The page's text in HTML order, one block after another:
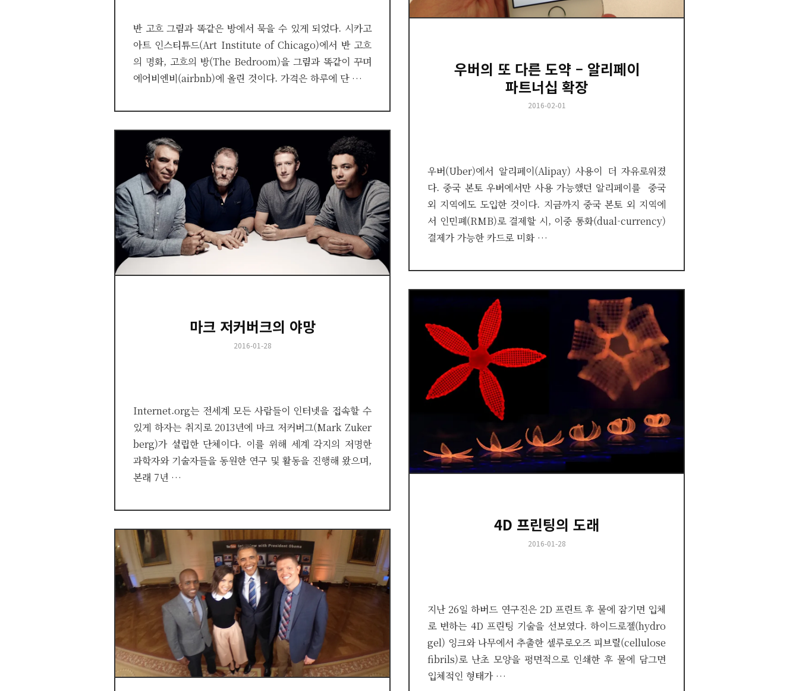
반 고흐 그림과 똑같은 방에서 묵을 수 있게 되었다. 시카고
아트 인스티튜드(Art Institute of Chicago)에서 반 고흐
의 명화, 고흐의 방(The Bedroom)을 그림과 똑같이 꾸며
에어비엔비(airbnb)에 올린 것이다. 가격은 하루에 단 …
우버의 또 다른 도약 – 알리페이
파트너십 확장
Posted
2016-02-01
우버(Uber)에서 알리페이(Alipay) 사용이 더 자유로워졌
다. 중국 본토 우버에서만 사용 가능했던 알리페이를 중국
외 지역에도 도입한 것이다. 지금까지 중국 본토 외 지역에
서 인민폐(RMB)로 결제할 시, 이중 통화(dual-currency)
결제가 가능한 카드로 미화 …
마크 저커버크의 야망
Posted
2016-01-28
Internet.org는 전세계 모든 사람들이 인터넷을 접속할 수
있게 하자는 취지로 2013년에 마크 저커버그(Mark Zuker
berg)가 설립한 단체이다. 이를 위해 세계 각지의 저명한
과학자와 기술자들을 동원한 연구 및 활동을 진행해 왔으며,
본래 7년 …
4D 프린팅의 도래
Posted
2016-01-28
지난 26일 하버드 연구진은 2D 프린트 후 물에 잠기면 입체
로 변하는 4D 프린팅 기술을 선보였다. 하이드로젤(hydro
gel) 잉크와 나무에서 추출한 셀루로오즈 피브릴(cellulose
fibrils)로 난초 모양을 평면적으로 인쇄한 후 물에 담그면
입체적인 형태가 …